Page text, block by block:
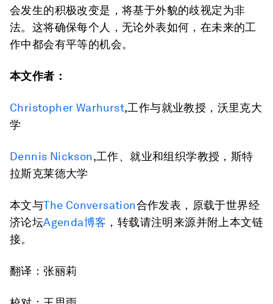
会发生的积极改变是，将基于外貌的歧视定为非
法。这将确保每个人，无论外表如何，在未来的工
作中都会有平等的机会。
本文作者：
Christopher Warhurst,工作与就业教授，沃里克大
学
Dennis Nickson,工作、就业和组织学教授，斯特
拉斯克莱德大学
本文与The Conversation合作发表，原载于世界经
济论坛Agenda博客 ，转载请注明来源并附上本文链
接。
翻译：张丽莉